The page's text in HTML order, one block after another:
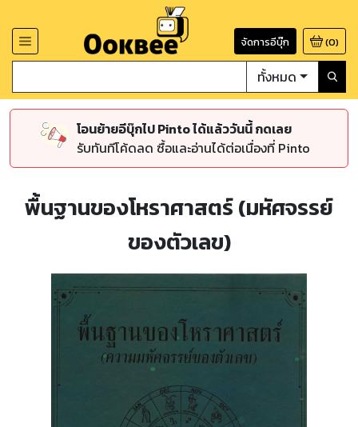
จัดการอีบุ๊ก (0)
ทั้งหมด
โอนย้ายอีบุ๊กไป Pinto ได้แล้ววันนี้ กดเลย
รับทันทีโค้ดลด ซื้อและอ่านได้ต่อเนื่องที่ Pinto
พื้นฐานของโหราศาสตร์ (มหัศจรรย์
ของตัวเลข)